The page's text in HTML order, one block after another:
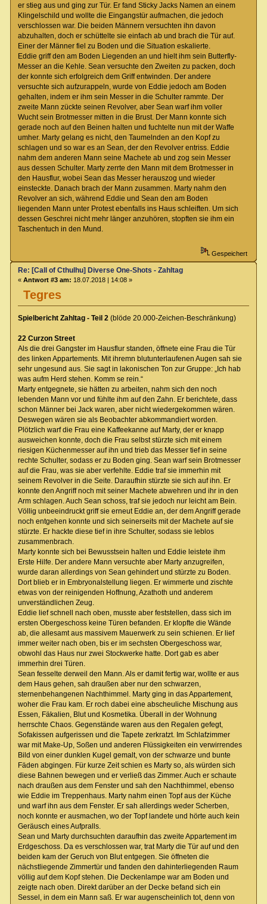
er stieg aus und ging zur Tür. Er fand Sticky Jacks Namen an einem
Klingelschild und wollte die Eingangstür aufmachen, die jedoch
verschlossen war. Die beiden Männern versuchten ihn davon
abzuhalten, doch er schüttelte sie einfach ab und brach die Tür auf.
Einer der Männer fiel zu Boden und die Situation eskalierte.
Eddie griff den am Boden Liegenden an und hielt ihm sein Butterfly-
Messer an die Kehle. Sean versuchte den Zweiten zu packen, doch
der konnte sich erfolgreich dem Griff entwinden. Der andere
versuchte sich aufzurappeln, wurde von Eddie jedoch am Boden
gehalten, indem er ihm sein Messer in die Schulter rammte. Der
zweite Mann zückte seinen Revolver, aber Sean warf ihm voller
Wucht sein Brotmesser mitten in die Brust. Der Mann konnte sich
gerade noch auf den Beinen halten und fuchtelte nun mit der Waffe
umher. Marty gelang es nicht, den Taumelnden an den Kopf zu
schlagen und so war es an Sean, der den Revolver entriss. Eddie
nahm dem anderen Mann seine Machete ab und zog sein Messer
aus dessen Schulter. Marty zerrte den Mann mit dem Brotmesser in
den Hausflur, wobei Sean das Messer herauszog und wieder
einsteckte. Danach brach der Mann zusammen. Marty nahm den
Revolver an sich, während Eddie und Sean den am Boden
liegenden Mann unter Protest ebenfalls ins Haus schleiften. Um sich
dessen Geschrei nicht mehr länger anzuhören, stopften sie ihm ein
Taschentuch in den Mund.
Gespeichert
Tegres
Re: [Call of Cthulhu] Diverse One-Shots - Zahltag
« Antwort #3 am: 18.07.2018 | 14:08 »
Spielbericht Zahltag - Teil 2(blöde 20.000-Zeichen-Beschränkung)
22 Curzon Street
Als die drei Gangster im Hausflur standen, öffnete eine Frau die Tür
des linken Appartements. Mit ihremn blutunterlaufenen Augen sah sie
sehr ungesund aus. Sie sagt in lakonischen Ton zur Gruppe: „Ich hab
was aufm Herd stehen. Komm se rein.“
Marty entgegnete, sie hätten zu arbeiten, nahm sich den noch
lebenden Mann vor und fühlte ihm auf den Zahn. Er berichtete, dass
schon Männer bei Jack waren, aber nicht wiedergekommen wären.
Deswegen wären sie als Beobachter abkommandiert worden.
Plötzlich warf die Frau eine Kaffeekanne auf Marty, der er knapp
ausweichen konnte, doch die Frau selbst stürzte sich mit einem
riesigen Küchenmesser auf ihn und trieb das Messer tief in seine
rechte Schulter, sodass er zu Boden ging. Sean warf sein Brotmesser
auf die Frau, was sie aber verfehlte. Eddie traf sie immerhin mit
seinem Revolver in die Seite. Daraufhin stürzte sie sich auf ihn. Er
konnte den Angriff noch mit seiner Machete abwehren und ihr in den
Arm schlagen. Auch Sean schoss, traf sie jedoch nur leicht am Bein.
Völlig unbeeindruckt griff sie erneut Eddie an, der dem Angriff gerade
noch entgehen konnte und sich seinerseits mit der Machete auf sie
stürzte. Er hackte diese tief in ihre Schulter, sodass sie leblos
zusammenbrach.
Marty konnte sich bei Bewusstsein halten und Eddie leistete ihm
Erste Hilfe. Der andere Mann versuchte aber Marty anzugreifen,
wurde daran allerdings von Sean gehindert und stürzte zu Boden.
Dort blieb er in Embryonalstellung liegen. Er wimmerte und zischte
etwas von der reinigenden Hoffnung, Azathoth und anderem
unverständlichen Zeug.
Eddie lief schnell nach oben, musste aber feststellen, dass sich im
ersten Obergeschoss keine Türen befanden. Er klopfte die Wände
ab, die allesamt aus massivem Mauerwerk zu sein schienen. Er lief
immer weiter nach oben, bis er im sechsten Obergeschoss war,
obwohl das Haus nur zwei Stockwerke hatte. Dort gab es aber
immerhin drei Türen.
Sean fesselte derweil den Mann. Als er damit fertig war, wollte er aus
dem Haus gehen, sah draußen aber nur den schwarzen,
sternenbehangenen Nachthimmel. Marty ging in das Appartement,
woher die Frau kam. Er roch dabei eine abscheuliche Mischung aus
Essen, Fäkalien, Blut und Kosmetika. Überall in der Wohnung
herrschte Chaos. Gegenstände waren aus den Regalen gefegt,
Sofakissen aufgerissen und die Tapete zerkratzt. Im Schlafzimmer
war mit Make-Up, Soßen und anderen Flüssigkeiten ein verwirrendes
Bild von einer dunklen Kugel gemalt, von der schwarze und bunte
Fäden abgingen. Für kurze Zeit schien es Marty so, als würden sich
diese Bahnen bewegen und er verließ das Zimmer. Auch er schaute
nach draußen aus dem Fenster und sah den Nachthimmel, ebenso
wie Eddie im Treppenhaus. Marty nahm einen Topf aus der Küche
und warf ihn aus dem Fenster. Er sah allerdings weder Scherben,
noch konnte er ausmachen, wo der Topf landete und hörte auch kein
Geräusch eines Aufpralls.
Sean und Marty durchsuchten daraufhin das zweite Appartement im
Erdgeschoss. Da es verschlossen war, trat Marty die Tür auf und den
beiden kam der Geruch von Blut entgegen. Sie öffneten die
nächstliegende Zimmertür und fanden den dahinterliegenden Raum
völlig auf dem Kopf stehen. Die Deckenlampe war am Boden und
zeigte nach oben. Direkt darüber an der Decke befand sich ein
Sessel, in dem ein Mann saß. Er war augenscheinlich tot, denn von